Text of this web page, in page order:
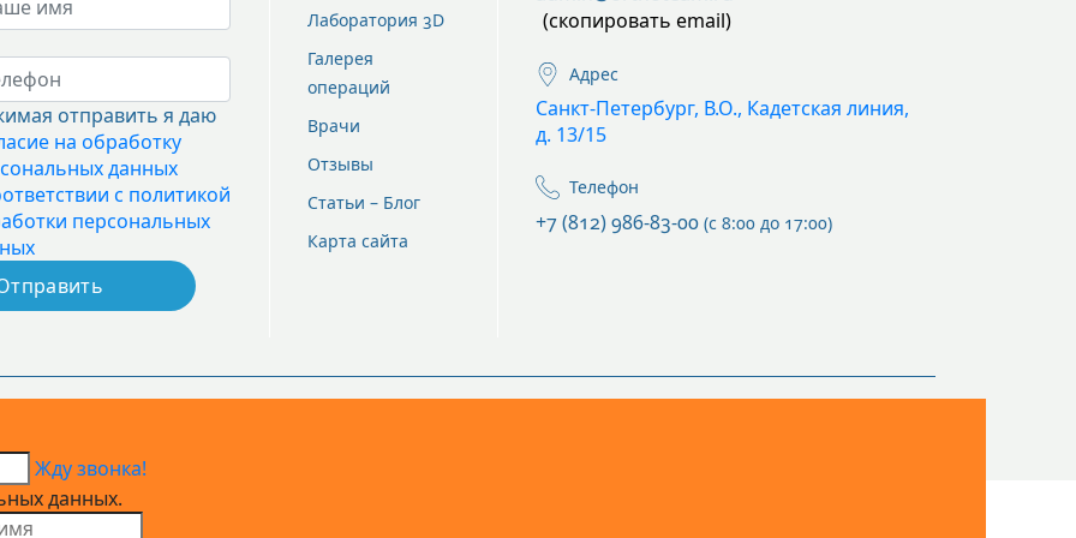
отправить я даю
на обработку
данных
с политикой
персональных
Лаборатория 3D
Галерея
операций
Врачи
Отзывы
Статьи – Блог
Карта сайта
(скопировать email)
Адрес
Санкт-Петербург, В.О., Кадетская линия,
д. 13/15
Телефон
+7 (812) 986-83-00 (с 8:00 до 17:00)
Жду звонка!
данных.